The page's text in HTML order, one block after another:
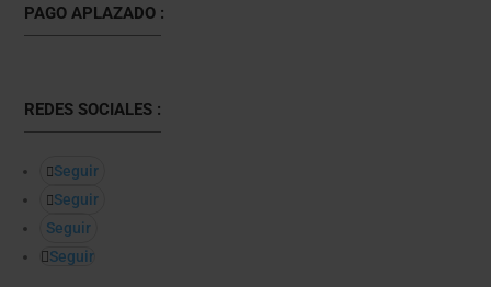
PAGO APLAZADO :
REDES SOCIALES :
Seguir
Seguir
Seguir
Seguir